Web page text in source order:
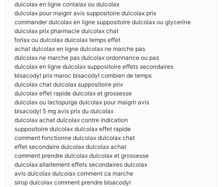
dulcolax en ligne contalax ou dulcolax
dulcolax pour maigrir avis suppositoire dulcolax prix
commander dulcolax en ligne suppositoire dulcolax ou glycerine
dulcolax prix pharmacie dulcolax chat
forlax ou dulcolax dulcolax temps effet
achat dulcolax en ligne dulcolax ne marche pas
dulcolax ne marche pas dulcolax ordonnance ou pas
dulcolax en ligne dulcolax suppositoire effets secondaires
bisacodyl prix maroc bisacodyl combien de temps
dulcolax chat dulcolax suppositoire prix
dulcolax effet rapide dulcolax et grossesse
dulcolax ou lactopurga dulcolax pour maigrir avis
bisacodyl 5 mg avis prix du dulcolax
dulcolax achat dulcolax contre indication
suppositoire dulcolax dulcolax effet rapide
comment fonctionne dulcolax dulcolax chat
effet secondaire dulcolax dulcolax achat
comment prendre dulcolax dulcolax et grossesse
dulcolax allaitement effets secondaires dulcolax
avis dulcolax dulcolax comment ca marche
sirop dulcolax comment prendre bisacodyl